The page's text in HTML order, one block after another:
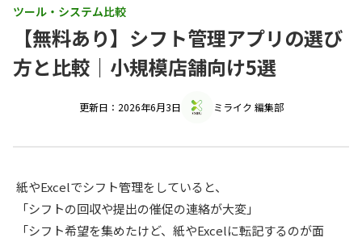
ツール・システム比較
【無料あり】シフト管理アプリの選び
方と比較｜小規模店舗向け5選
更新日：2026年6月3日 ミライク 編集部
紙やExcelでシフト管理をしていると、
「シフトの回収や提出の催促の連絡が大変」
「シフト希望を集めたけど、紙やExcelに転記するのが面